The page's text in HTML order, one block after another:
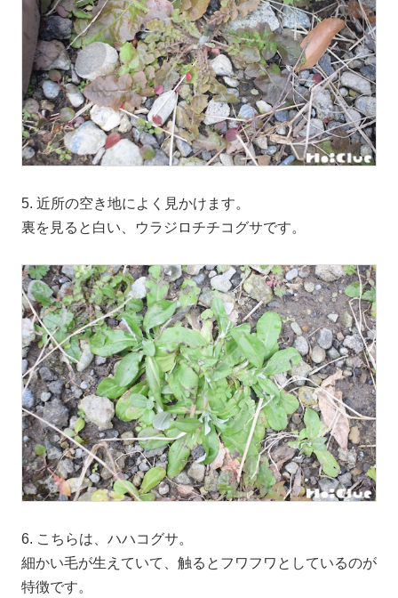
5. 近所の空き地によく見かけます。
裏を見ると白い、ウラジロチチコグサです。
6. こちらは、ハハコグサ。
細かい毛が生えていて、触るとフワフワとしているのが
特徴です。